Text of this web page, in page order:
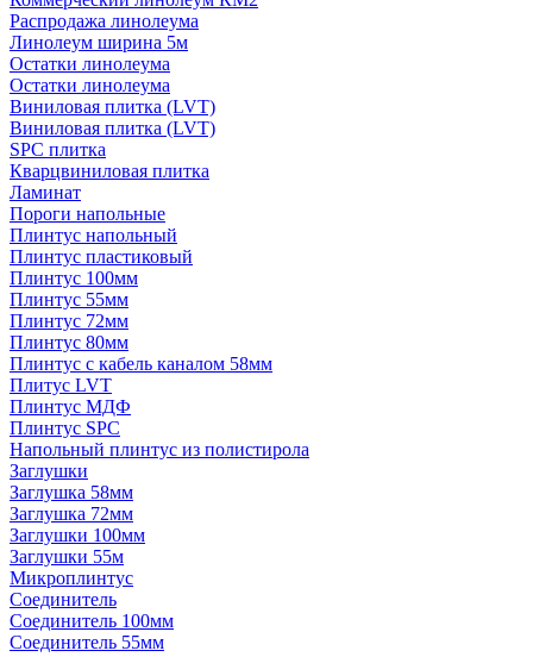
Распродажа линолеума
Линолеум ширина 5м
Остатки линолеума
Остатки линолеума
Виниловая плитка (LVT)
Виниловая плитка (LVT)
SPC плитка
Кварцвиниловая плитка
Ламинат
Пороги напольные
Плинтус напольный
Плинтус пластиковый
Плинтус 100мм
Плинтус 55мм
Плинтус 72мм
Плинтус 80мм
Плинтус с кабель каналом 58мм
Плитус LVT
Плинтус МДФ
Плинтус SPC
Напольный плинтус из полистирола
Заглушки
Заглушка 58мм
Заглушка 72мм
Заглушки 100мм
Заглушки 55м
Микроплинтус
Соединитель
Соединитель 100мм
Соединитель 55мм